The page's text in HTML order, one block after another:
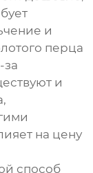
и
перца
за
и
на цену
способ